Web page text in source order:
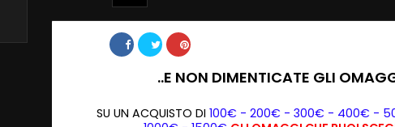
..E NON DIMENTICATE GLI
SU UN ACQUISTO DI 100€ - 200€ - 300€ - 400€ -